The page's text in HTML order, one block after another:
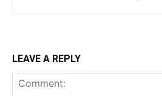
LEAVE A REPLY